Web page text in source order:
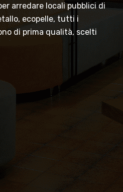
arredare locali pubblici di
ecopelle, tutti i
di prima qualità, scelti